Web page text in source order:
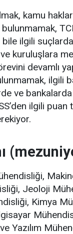
kamu
ilgili
kuruluşlara
devamlı
ilgili
ve bankalarda
ilgili
Jeoloji
Kimya
Yazılım